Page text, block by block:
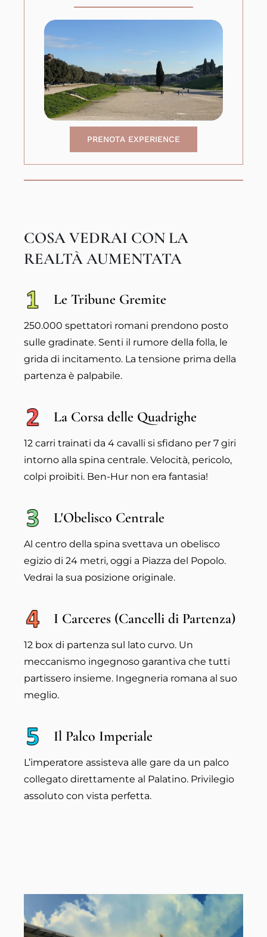
PRENOTA EXPERIENCE
COSA VEDRAI CON LA
REALTÀ AUMENTATA
Le Tribune Gremite
250.000 spettatori romani prendono posto
sulle gradinate. Senti il rumore della folla, le
grida di incitamento. La tensione prima della
partenza è palpabile.
La Corsa delle Quadrighe
12 carri trainati da 4 cavalli si sfidano per 7 giri
intorno alla spina centrale. Velocità, pericolo,
colpi proibiti. Ben-Hur non era fantasia!
L'Obelisco Centrale
Al centro della spina svettava un obelisco
egizio di 24 metri, oggi a Piazza del Popolo.
Vedrai la sua posizione originale.
I Carceres (Cancelli di Partenza)
12 box di partenza sul lato curvo. Un
meccanismo ingegnoso garantiva che tutti
partissero insieme. Ingegneria romana al suo
meglio.
Il Palco Imperiale
L’imperatore assisteva alle gare da un palco
collegato direttamente al Palatino. Privilegio
assoluto con vista perfetta.